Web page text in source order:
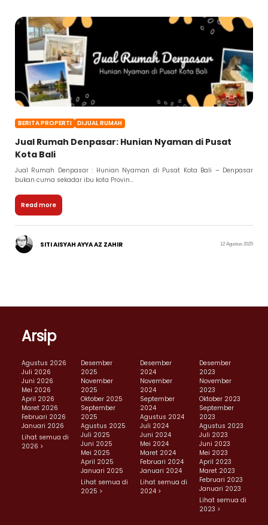
BERITA PROPERTI DIJUAL RUMAH
Jual Rumah Denpasar: Hunian Nyaman di Pusat
Kota Bali
Jual Rumah Denpasar : Hunian Nyaman di Pusat Kota Bali – Denpasar
bukan cuma sekadar ibu kota Provin...
Read more
SITI AISYAH AYYA AZ ZAHIR 12 Agustus 2025
Arsip
Agustus 2026
Juli 2026
Juni 2026
Mei 2026
April 2026
Maret 2026
Februari 2026
Januari 2026
Lihat semua di
2026 >
Desember
2025
November
2025
Oktober 2025
September
2025
Agustus 2025
Juli 2025
Juni 2025
Mei 2025
April 2025
Januari 2025
Lihat semua di
2025 >
Desember
2024
November
2024
September
2024
Agustus 2024
Juli 2024
Juni 2024
Mei 2024
Maret 2024
Februari 2024
Januari 2024
Lihat semua di
2024 >
Desember
2023
November
2023
Oktober 2023
September
2023
Agustus 2023
Juli 2023
Juni 2023
Mei 2023
April 2023
Maret 2023
Februari 2023
Januari 2023
Lihat semua di
2023 >